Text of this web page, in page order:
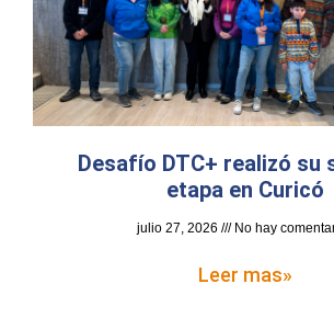
Desafío DTC+ realizó su
etapa en Curicó
julio 27, 2026 No hay
Leer mas»